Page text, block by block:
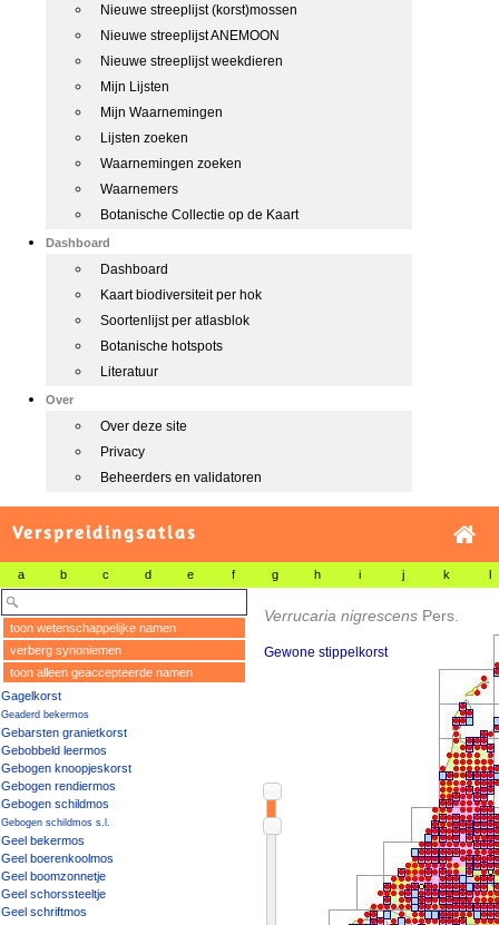
Nieuwe streeplijst (korst)mossen
Nieuwe streeplijst ANEMOON
Nieuwe streeplijst weekdieren
Mijn Lijsten
Mijn Waarnemingen
Lijsten zoeken
Waarnemingen zoeken
Waarnemers
Botanische Collectie op de Kaart
Dashboard
Dashboard
Kaart biodiversiteit per hok
Soortenlijst per atlasblok
Botanische hotspots
Literatuur
Over
Over deze site
Privacy
Beheerders en validatoren
Verspreidingsatlas
a b c d e f g h i j k l
toon wetenschappelijke namen
verberg synoniemen
toon alleen geaccepteerde namen
Gagelkorst
Geaderd bekermos
Gebarsten granietkorst
Gebobbeld leermos
Gebogen knoopjeskorst
Gebogen rendiermos
Gebogen schildmos
Gebogen schildmos s.l.
Geel bekermos
Geel boerenkoolmos
Geel boomzonnetje
Geel schorssteeltje
Geel schriftmos
Verrucaria nigrescens Pers.
Gewone stippelkorst